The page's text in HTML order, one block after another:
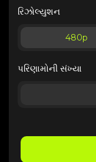
રિઝોલ્યુશન
480p
પરિણામોની સંખ્યા